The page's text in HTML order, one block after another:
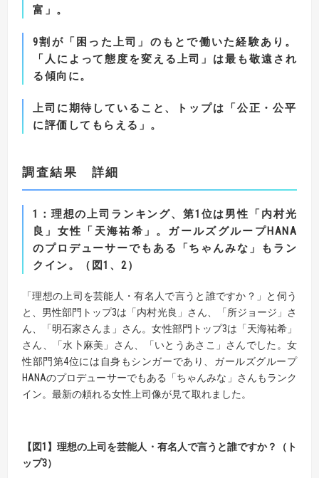
富」。
9割が「困った上司」のもとで働いた経験あり。
「人によって態度を変える上司」は最も敬遠され
る傾向に。
上司に期待していること、トップは「公正・公平
に評価してもらえる」。
調査結果 詳細
1 ： 理想の上司ランキング、第1 位は男性「内村光
良」女性「天海祐希」。 ガールズグループHANA
のプロデューサーでもある「ちゃんみな」もラン
クイン。（図1 、 2）
「理想の上司を芸能人・有名人で言うと誰ですか？」と伺う
と、男性部門トップ3は「内村光良」さん、「所ジョージ」さ
ん、「明石家さんま」さん。女性部門トップ3は「天海祐希」
さん、「水卜麻美」さん、「いとうあさこ」さんでした。女
性部門第4位には自身もシンガーであり、ガールズグループ
HANAのプロデューサーでもある「ちゃんみな」さんもランク
イン。最新の頼れる女性上司像が見て取れました。
【 図1】理想の上司を芸能人・有名人で言うと誰ですか？（ト
ップ3）